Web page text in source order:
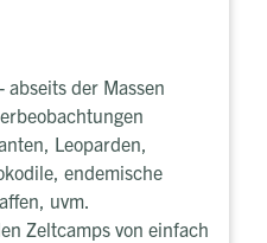
der Massen
Leoparden,
endemische
uvm.
Zeltcamps von einfach